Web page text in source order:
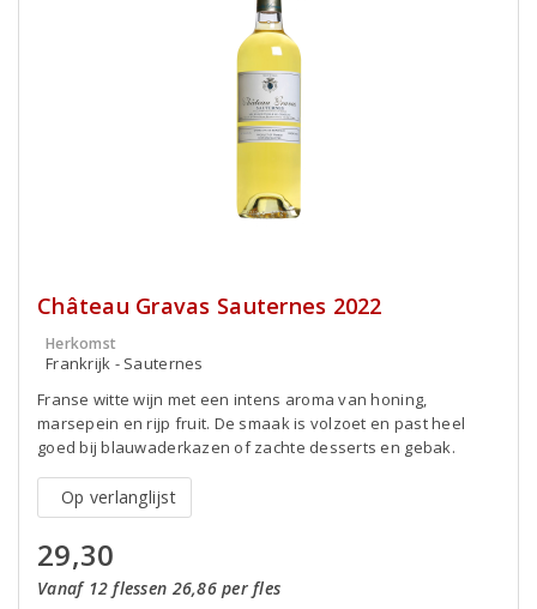
Château Gravas Sauternes 2022
Herkomst
Frankrijk - Sauternes
Franse witte wijn met een intens aroma van honing,
marsepein en rijp fruit. De smaak is volzoet en past heel
goed bij blauwaderkazen of zachte desserts en gebak.
Op verlanglijst
29,30
Vanaf 12 flessen 26,86 per fles